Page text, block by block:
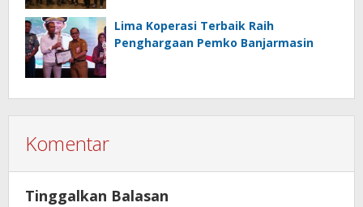
Lima Koperasi Terbaik Raih
Penghargaan Pemko Banjarmasin
Komentar
Tinggalkan Balasan